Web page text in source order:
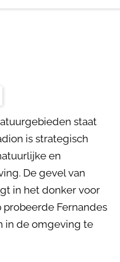
staat
is strategisch
en
De gevel van
in het donker voor
Fernandes
in de omgeving te